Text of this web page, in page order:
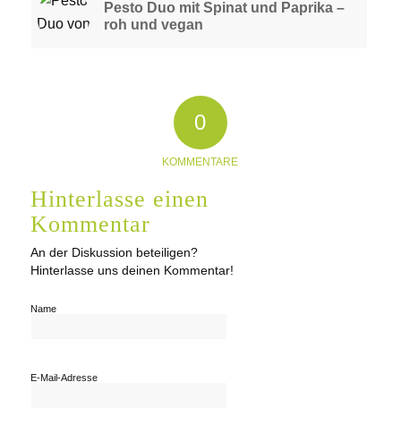
Pesto Duo mit Spinat und Paprika –
roh und vegan
0
KOMMENTARE
Hinterlasse einen
Kommentar
An der Diskussion beteiligen?
Hinterlasse uns deinen Kommentar!
Name
E-Mail-Adresse